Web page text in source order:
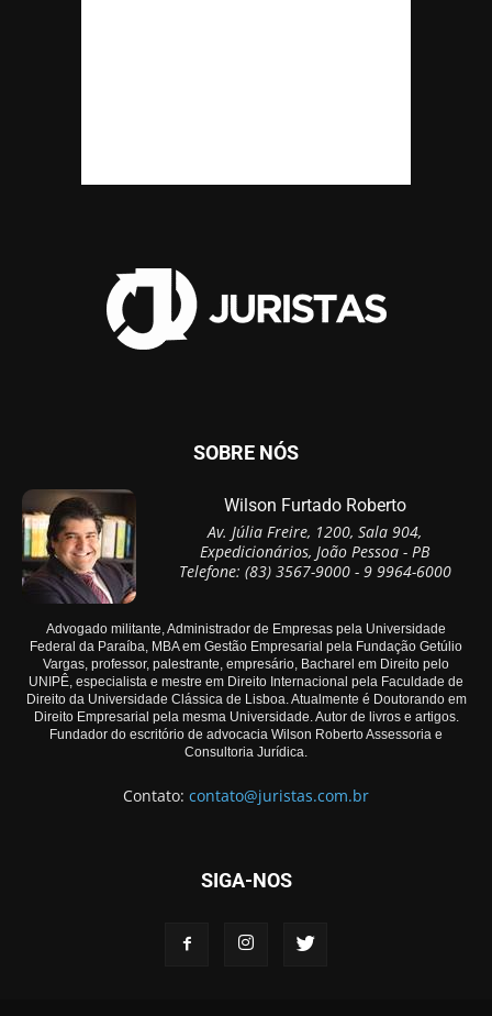
SOBRE NÓS
Wilson Furtado Roberto
Av. Júlia Freire, 1200, Sala 904,
Expedicionários, João Pessoa - PB
Telefone: (83) 3567-9000 - 9 9964-6000
Advogado militante, Administrador de Empresas pela Universidade
Federal da Paraíba, MBA em Gestão Empresarial pela Fundação Getúlio
Vargas, professor, palestrante, empresário, Bacharel em Direito pelo
UNIPÊ, especialista e mestre em Direito Internacional pela Faculdade de
Direito da Universidade Clássica de Lisboa. Atualmente é Doutorando em
Direito Empresarial pela mesma Universidade. Autor de livros e artigos.
Fundador do escritório de advocacia Wilson Roberto Assessoria e
Consultoria Jurídica.
Contato: contato@juristas.com.br
SIGA-NOS